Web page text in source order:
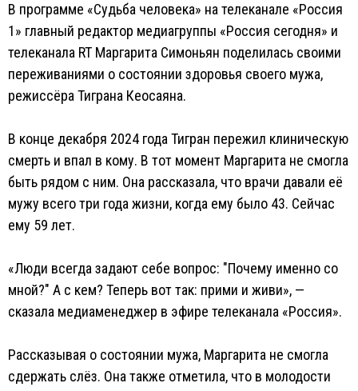
В программе «Судьба человека» на телеканале «Россия
1» главный редактор медиагруппы «Россия сегодня» и
телеканала RT Маргарита Симоньян поделилась своими
переживаниями о состоянии здоровья своего мужа,
режиссёра Тиграна Кеосаяна.
В конце декабря 2024 года Тигран пережил клиническую
смерть и впал в кому. В тот момент Маргарита не смогла
быть рядом с ним. Она рассказала, что врачи давали её
мужу всего три года жизни, когда ему было 43. Сейчас
ему 59 лет.
«Люди всегда задают себе вопрос: "Почему именно со
мной?" А с кем? Теперь вот так: прими и живи», —
сказала медиаменеджер в эфире телеканала «Россия».
Рассказывая о состоянии мужа, Маргарита не смогла
сдержать слёз. Она также отметила, что в молодости